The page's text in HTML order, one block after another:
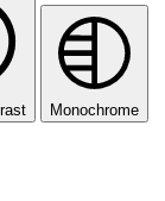
Monochrome